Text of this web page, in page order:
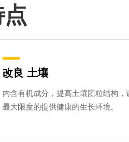
改良 土壤
内含有机成分，提高土壤团粒结构
最大限度的提供健康的生长环境。